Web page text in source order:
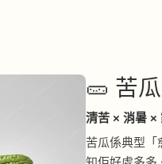
🥒 苦
清苦 × 消暑 ×
苦瓜係典型「